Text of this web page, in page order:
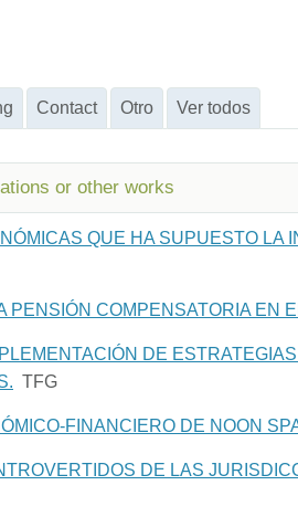
Contact Otro Ver todos
or other works
QUE HA SUPUESTO LA
PENSIÓN COMPENSATORIA EN
DE
TFG
FINANCIERO DE NOON
DE LAS